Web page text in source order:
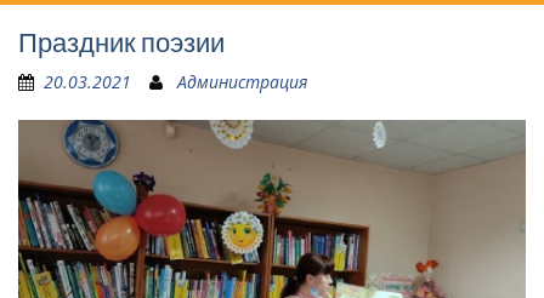
Праздник поэзии
20.03.2021 Администрация